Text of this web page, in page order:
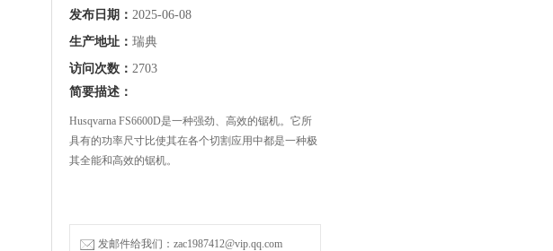
发布日期： 2025-06-08
生产地址： 瑞典
访问次数： 2703
简要描述：
Husqvarna FS6600D是一种强劲、高效的锯机。它所
具有的功率尺寸比使其在各个切割应用中都是一种极
其全能和高效的锯机。
发邮件给我们：zac1987412@vip.qq.com